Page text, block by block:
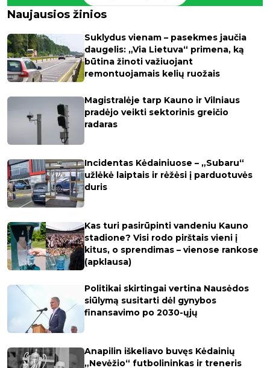
Naujausios žinios
Suklydus vienam – pasekmes jaučia
daugelis: „Via Lietuva“ primena, ką
būtina žinoti važiuojant
remontuojamais kelių ruožais
Magistralėje tarp Kauno ir Vilniaus
pradėjo veikti sektorinis greičio
radaras
Incidentas Kėdainiuose – „Subaru“
užlėkė laiptais ir rėžėsi į parduotuvės
duris
Kas turi pasirūpinti vandeniu Kauno
stadione? Visi rodo pirštais vieni į
kitus, o sprendimas – vienose rankose
(apklausa)
Politikai skirtingai vertina Nausėdos
siūlymą susitarti dėl gynybos
finansavimo po 2030-ųjų
Anapilin iškeliavo buvęs Kėdainių
„Nevėžio“ futbolininkas ir treneris